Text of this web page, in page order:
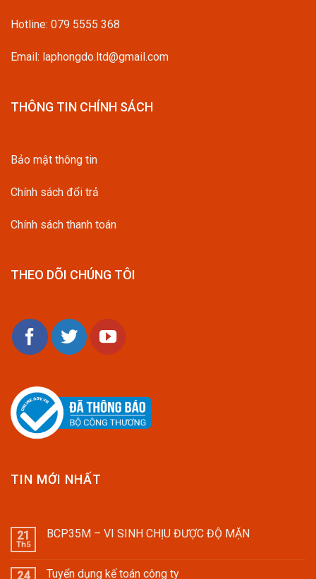
Hotline: 079 5555 368
Email: laphongdo.ltd@gmail.com
THÔNG TIN CHÍNH SÁCH
Bảo mật thông tin
Chính sách đổi trả
Chính sách thanh toán
THEO DÕI CHÚNG TÔI
TIN MỚI NHẤT
21
Th5
BCP35M – VI SINH CHỊU ĐƯỢC ĐỘ MẶN
24 Tuyển dụng kế toán công ty